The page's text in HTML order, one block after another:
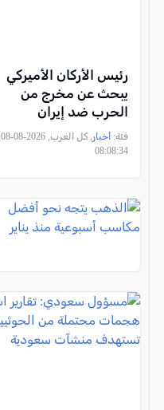
رئيس الأركان الأميركي
يبحث عن مخرج من
الحرب ضد إيران
فئة: أخبار
, كل العرب, 2026-08-08
08:08:34